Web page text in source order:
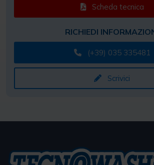
Scheda tecnica
RICHIEDI
(+39) 035 335481
Scrivici